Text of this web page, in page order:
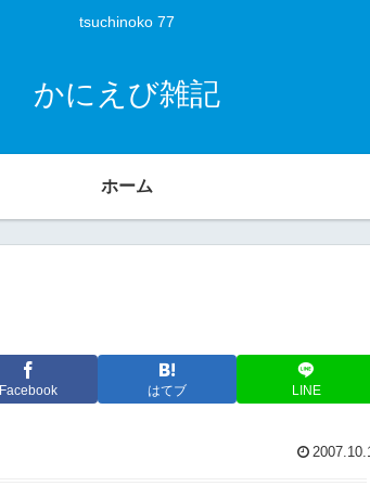
tsuchinoko 77
かにえび雑記
ホーム
Facebook はてブ LINE